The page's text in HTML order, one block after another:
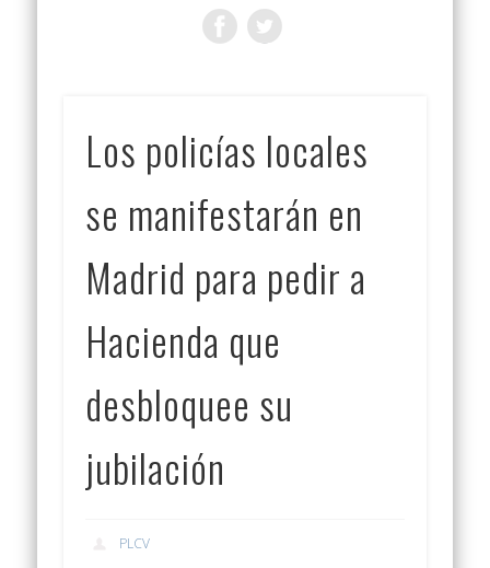
Los policías locales
se manifestarán en
Madrid para pedir a
Hacienda que
desbloquee su
jubilación
PLCV